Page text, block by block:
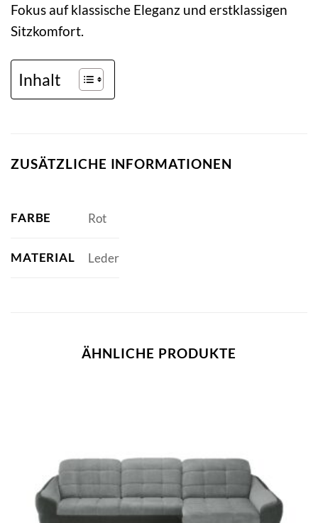
Fokus auf klassische Eleganz und erstklassigen
Sitzkomfort.
Inhalt
ZUSÄTZLICHE INFORMATIONEN
FARBE Rot
MATERIAL Leder
ÄHNLICHE PRODUKTE